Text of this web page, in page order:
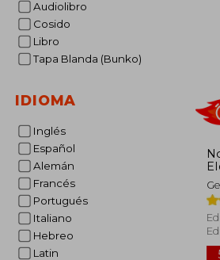
Audiolibro
Cosido
Libro
Tapa Blanda (Bunko)
IDIOMA
Inglés
Español
Alemán
Francés
Portugués
Italiano
Hebreo
Latin